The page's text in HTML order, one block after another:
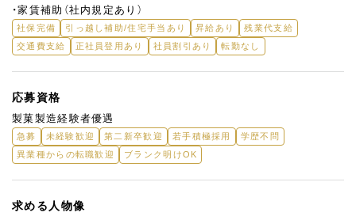
・家賃補助（社内規定あり）
社保完備 引っ越し補助/住宅手当あり 昇給あり
残業代支給
交通費支給
正社員登用あり 社員割引あり 転勤なし
応募資格
製菓製造経験者優遇
急募 未経験歓迎 第二新卒歓迎 若手積極採用
学歴不問
異業種からの転職歓迎
ブランク明けOK
求める人物像